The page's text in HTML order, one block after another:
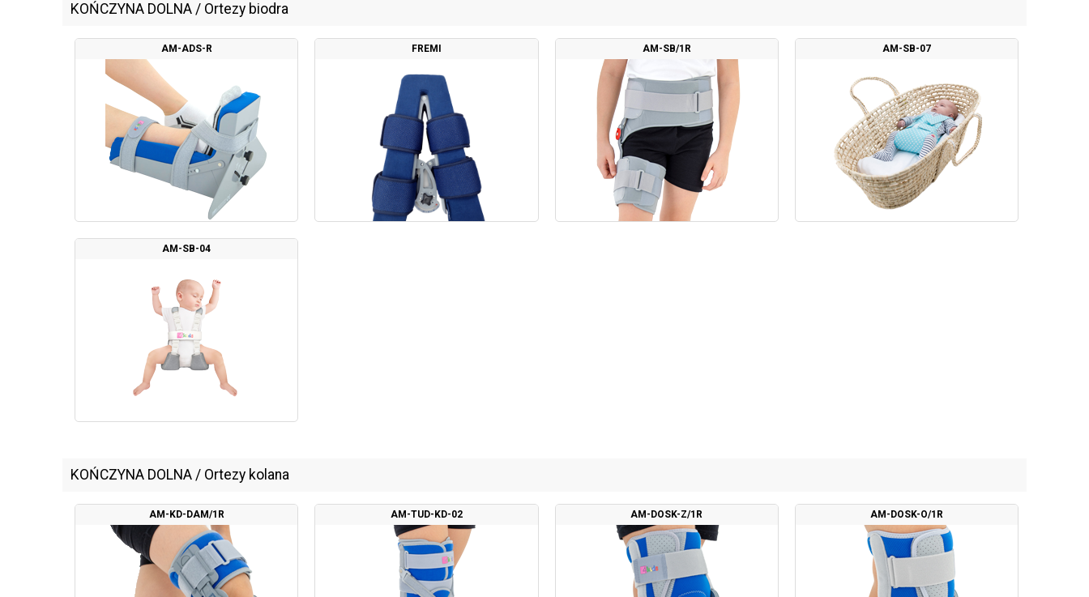
KOŃCZYNA DOLNA / Ortezy biodra
AM-ADS-R FREMI AM-SB/1R AM-SB-07
AM-SB-04
KOŃCZYNA DOLNA / Ortezy kolana
AM-KD-DAM/1R AM-TUD-KD-02 AM-DOSK-Z/1R AM-DOSK-O/1R